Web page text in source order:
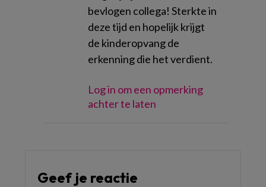
bevlogen collega! Sterkte in
deze tijd en hopelijk krijgt
de kinderopvang de
erkenning die het verdient.
Log in om een opmerking
achter te laten
Geef je reactie